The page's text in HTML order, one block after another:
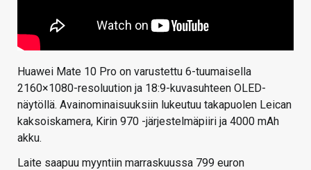
Huawei Mate 10 Pro on varustettu 6-tuumaisella
2160×1080-resoluution ja 18:9-kuvasuhteen OLED-
näytöllä. Avainominaisuuksiin lukeutuu takapuolen Leican
kaksoiskamera, Kirin 970 -järjestelmäpiiri ja 4000 mAh
akku.
Laite saapuu myyntiin marraskuussa 799 euron